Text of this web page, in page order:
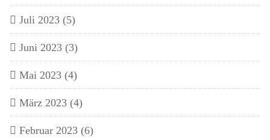
Juli 2023 (5)
Juni 2023 (3)
Mai 2023 (4)
März 2023 (4)
Februar 2023 (6)